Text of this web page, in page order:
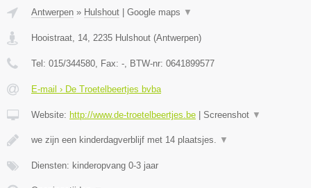
Antwerpen » Hulshout Google maps ▼
Hooistraat, 14 2235 Hulshout (Antwerpen)
Tel: 015/344580 , Fax: - , BTW-nr: 0641899577
E-mail › De Troetelbeertjes bvba
Website: http://www.de-troetelbeertjes.be Screenshot ▼
we zijn een kinderdagverblijf met 14 plaatsjes. ▼
Diensten: kinderopvang 0-3 jaar